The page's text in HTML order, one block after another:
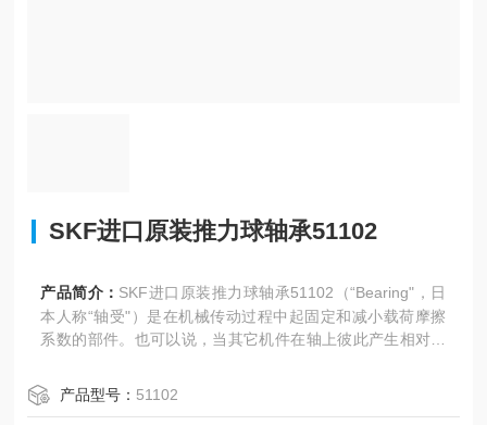
SKF进口原装推力球轴承51102
产品简介： SKF进口原装推力球轴承51102（“Bearing"，日
本人称“轴受"）是在机械传动过程中起固定和减小载荷摩擦
系数的部件。也可以说，当其它机件在轴上彼此产生相对运
置固定的机件。轴承是当代机械设备中一种*的零部件。它的
主要功能是支撑机械旋转体，用以降低设备在传动过程中的
产品型号： 51102